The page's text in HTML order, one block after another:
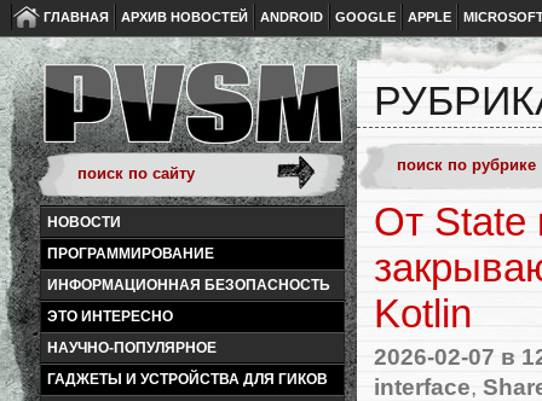
ГЛАВНАЯ АРХИВ НОВОСТЕЙ ANDROID GOOGLE APPLE
НОВОСТИ
ПРОГРАММИРОВАНИЕ
ИНФОРМАЦИОННАЯ БЕЗОПАСНОСТЬ
ЭТО ИНТЕРЕСНО
НАУЧНО-ПОПУЛЯРНОЕ
ГАДЖЕТЫ И УСТРОЙСТВА ДЛЯ ГИКОВ
От State
Kotlin
2026-02-07 в
interface,